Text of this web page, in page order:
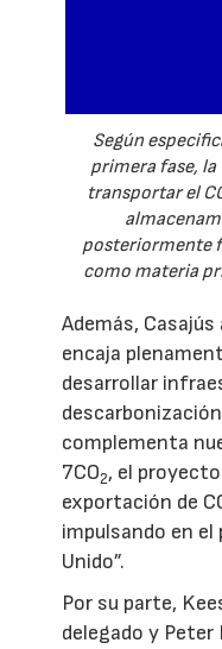
Según
primera fase,
transportar el
posteriormente
como materia
Además,
encaja
desarrollar
complementa
7CO2, el
exportación de
impulsando en
Unido”.
Por su parte,
delegado y